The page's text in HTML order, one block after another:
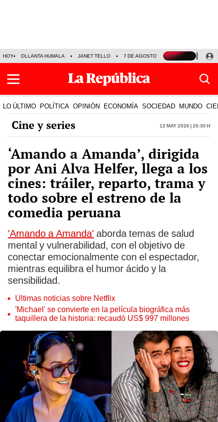
HOY OLLANTA HUMALA JANET TELLO 7 DE AGOSTO TINKA RESULTADOS
LO ÚLTIMO POLÍTICA OPINIÓN ECONOMÍA SOCIEDAD MUNDO
Cine y series 12 May 2026 | 20:30 h
‘Amando a Amanda’, dirigida
por Ani Alva Helfer, llega a los
cines: tráiler, reparto, trama y
todo sobre el estreno de la
comedia peruana
'Amando a Amanda' aborda temas de salud
mental y vulnerabilidad, con el objetivo de
conectar emocionalmente con el espectador,
mientras equilibra el humor ácido y la
sensibilidad.
Últimas noticias sobre Netflix
'Michael' se convierte en la película biográfica más
taquillera de la historia: recaudó US$ 997 millones